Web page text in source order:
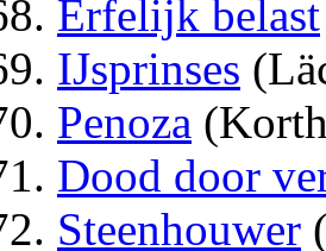
Erfelijk belast
IJsprinses
Penoza
Dood door
Steenhouwer